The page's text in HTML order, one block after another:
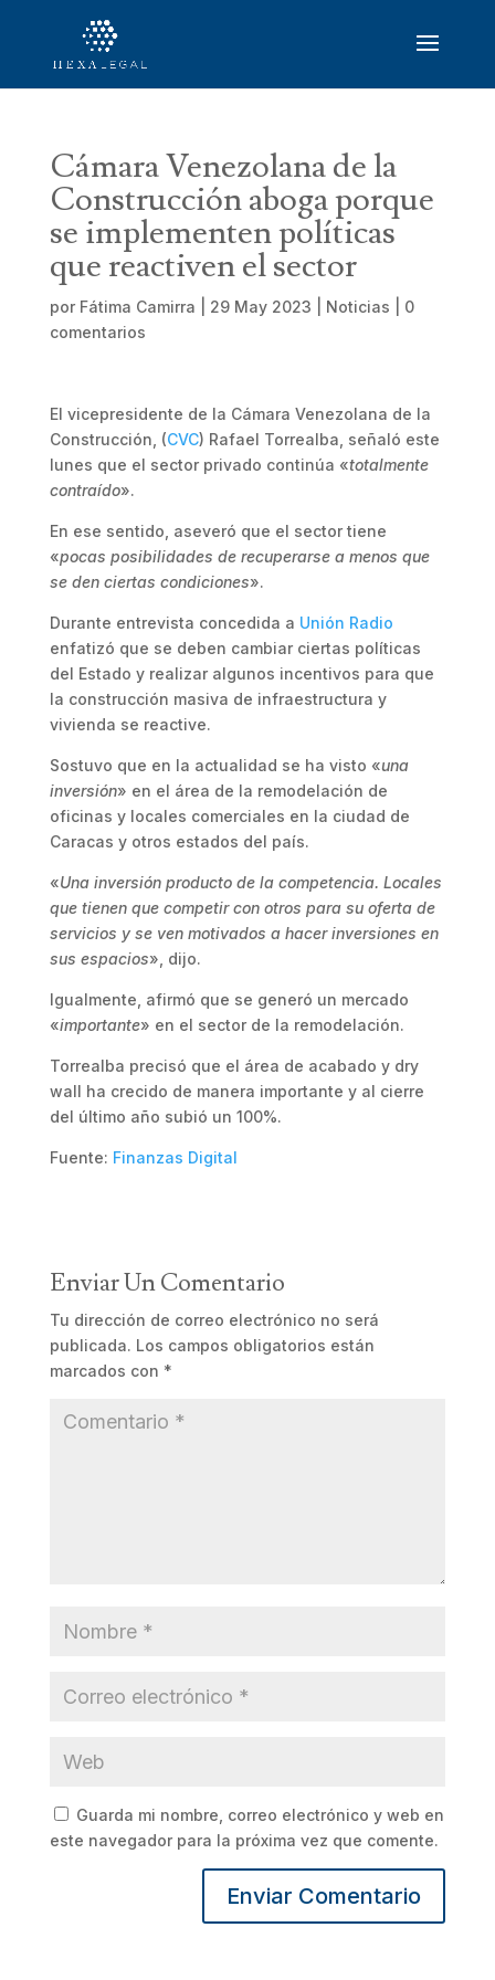
Cámara Venezolana de la
Construcción aboga porque
se implementen políticas
que reactiven el sector
por Fátima Camirra 29 May 2023 Noticias
0
comentarios
El vicepresidente de la Cámara Venezolana de la
Construcción, (CVC) Rafael Torrealba, señaló este
lunes que el sector privado continúa «totalmente
contraído».
En ese sentido, aseveró que el sector tiene
«pocas posibilidades de recuperarse a menos que
se den ciertas condiciones».
Durante entrevista concedida a Unión Radio
enfatizó que se deben cambiar ciertas políticas
del Estado y realizar algunos incentivos para que
la construcción masiva de infraestructura y
vivienda se reactive.
Sostuvo que en la actualidad se ha visto «una
inversión» en el área de la remodelación de
oficinas y locales comerciales en la ciudad de
Caracas y otros estados del país.
«Una inversión producto de la competencia. Locales
que tienen que competir con otros para su oferta de
servicios y se ven motivados a hacer inversiones en
sus espacios», dijo.
Igualmente, afirmó que se generó un mercado
«importante» en el sector de la remodelación.
Torrealba precisó que el área de acabado y dry
wall ha crecido de manera importante y al cierre
del último año subió un 100%.
Fuente: Finanzas Digital
Enviar Un Comentario
Tu dirección de correo electrónico no será
publicada. Los campos obligatorios están
marcados con *
Guarda mi nombre, correo electrónico y web en
este navegador para la próxima vez que comente.